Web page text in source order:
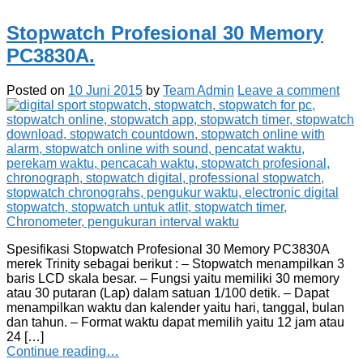
Stopwatch Profesional 30 Memory
PC3830A.
Posted on 10 Juni 2015 by Team Admin Leave a comment
Spesifikasi Stopwatch Profesional 30 Memory PC3830A
merek Trinity sebagai berikut : – Stopwatch menampilkan 3
baris LCD skala besar. – Fungsi yaitu memiliki 30 memory
atau 30 putaran (Lap) dalam satuan 1/100 detik. – Dapat
menampilkan waktu dan kalender yaitu hari, tanggal, bulan
dan tahun. – Format waktu dapat memilih yaitu 12 jam atau
24 […]
Continue reading…